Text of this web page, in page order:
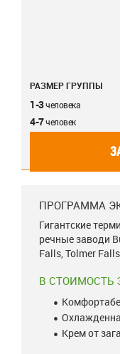
РАЗМЕР ГРУППЫ
1-3человека
4-7человек
ПРОГРАММА
Гигантские
речные заводи
Falls, Tolmer
В СТОИМОСТЬ
Крем от